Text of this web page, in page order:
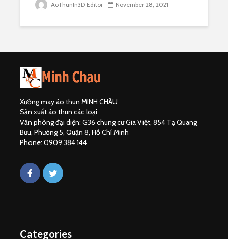
AoThunIn3D Editor November 28, 2021
Xưởng may áo thun MINH CHÂU
Sản xuất áo thun các loại
Văn phòng đại diện: G36 chung cư Gia Việt, 854 Tạ Quang
Bửu, Phường 5, Quận 8, Hồ Chí Minh
Phone: 0909.384.144
Categories